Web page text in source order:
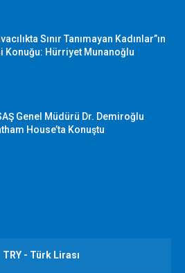
Sınır Tanımayan Kadınlar”ın
Konuğu: Hürriyet Munanoğlu
Genel Müdürü Dr. Demiroğlu
House’ta Konuştu
TRY - Türk Lirası